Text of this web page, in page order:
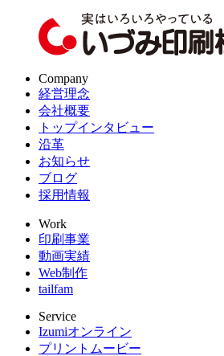
Company
経営理念
会社概要
トップインタビュー
沿革
お知らせ
ブログ
採用情報
Work
印刷事業
動画実績
Web制作
tailfam
Service
Izumiオンライン
プリントムービー